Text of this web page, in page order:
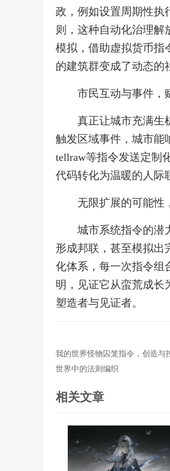
政，例如设置周期性执
则，这种自动化治理
模拟，借助虚拟货币指
的建筑群变成了动态的
市民互动与事件，
真正让城市充满生
触发区域事件，城市能
tellraw等指令发送定制
代码转化为温暖的人际
无限扩展的可能性
城市系统指令的潜
形成邦联，甚至模拟出
化体系，每一次指令组
明，见证它从蛮荒成长
塑造者与见证者。
我的世界怪物囚笼指令，创造与
世界中的法则编织
相关文章